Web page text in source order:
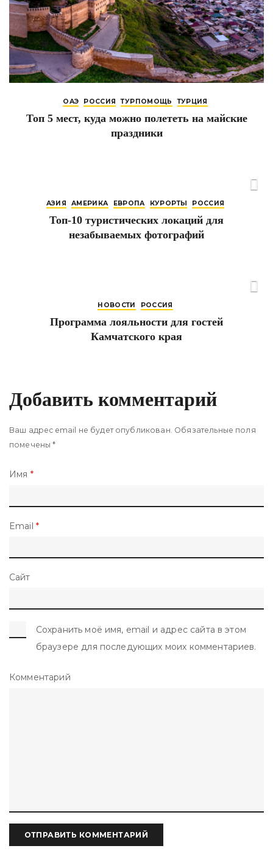
ОАЭ РОССИЯ ТУРПОМОЩЬ ТУРЦИЯ
Топ 5 мест, куда можно полететь на майские
праздники
АЗИЯ АМЕРИКА ЕВРОПА КУРОРТЫ РОССИЯ
Топ-10 туристических локаций для
незабываемых фотографий
НОВОСТИ РОССИЯ
Программа лояльности для гостей
Камчатского края
Добавить комментарий
Ваш адрес email не будет опубликован. Обязательные поля
помечены*
Имя *
Email *
Сайт
Сохранить моё имя, email и адрес сайта в этом
браузере для последующих моих комментариев.
Комментарий